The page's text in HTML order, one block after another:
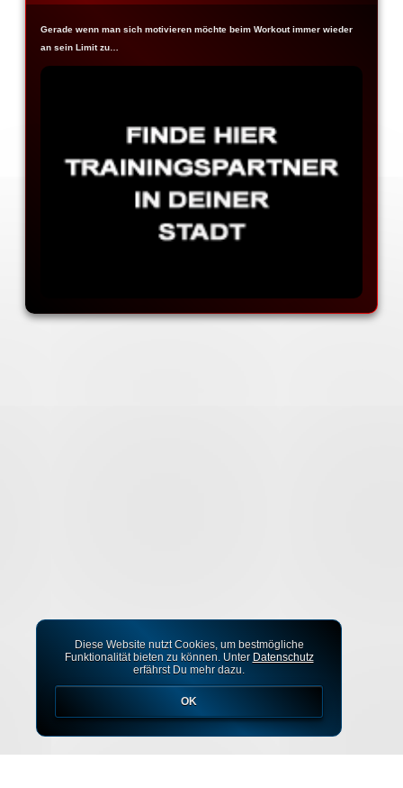
Gerade wenn man sich motivieren möchte beim Workout immer wieder
an sein Limit zu…
Diese Website nutzt Cookies, um bestmögliche
Funktionalität bieten zu können. Unter Datenschutz
erfährst Du mehr dazu.
OK